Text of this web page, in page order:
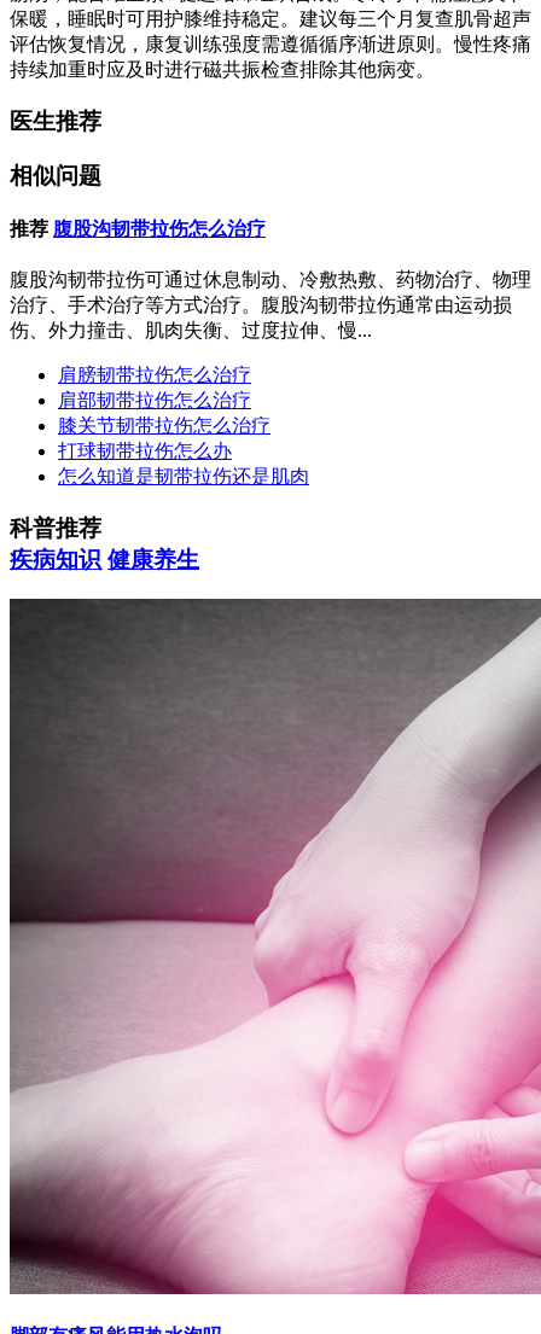
保暖，睡眠时可用护膝维持稳定。建议每三个月复查肌骨超声
评估恢复情况，康复训练强度需遵循循序渐进原则。慢性疼痛
持续加重时应及时进行磁共振检查排除其他病变。
医生推荐
相似问题
推荐 腹股沟韧带拉伤怎么治疗
腹股沟韧带拉伤可通过休息制动、冷敷热敷、药物治疗、物理
治疗、手术治疗等方式治疗。腹股沟韧带拉伤通常由运动损
伤、外力撞击、肌肉失衡、过度拉伸、慢...
肩膀韧带拉伤怎么治疗
肩部韧带拉伤怎么治疗
膝关节韧带拉伤怎么治疗
打球韧带拉伤怎么办
怎么知道是韧带拉伤还是肌肉
科普推荐
疾病知识 健康养生